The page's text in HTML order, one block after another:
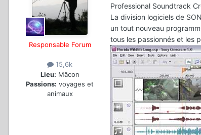
Responsable Forum
15,6k
Lieu: Mâcon
Passions: voyages et
animaux
Professional Soundtrack
La division logiciels de
un tout nouveau
tous les passionnés et les